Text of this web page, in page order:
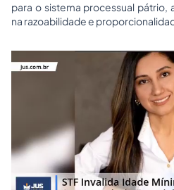
para o sistema processual pátrio,
na razoabilidade e